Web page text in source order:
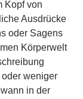
Kopf von
Ausdrücke
oder Sagens
Körperwelt
weniger
in der